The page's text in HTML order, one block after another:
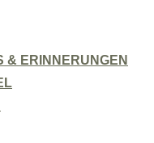
ERINNERUNGEN